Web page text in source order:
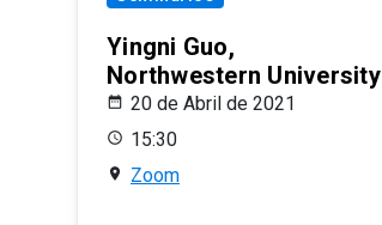
Yingni Guo,
Northwestern University
20 de Abril de 2021
15:30
Zoom